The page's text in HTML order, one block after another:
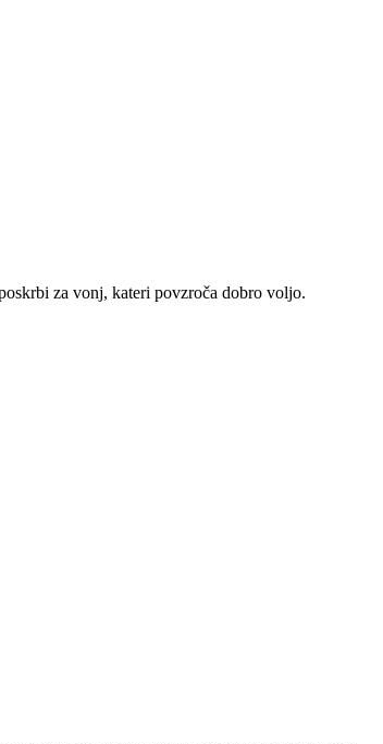
za vonj, kateri povzroča dobro voljo.